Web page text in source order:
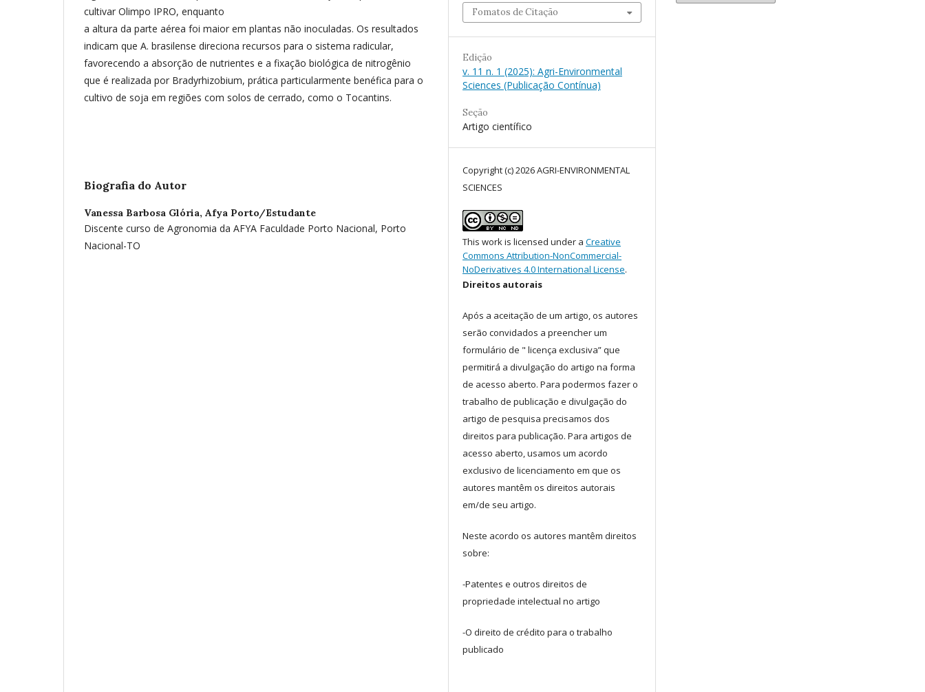
cultivar Olimpo IPRO, enquanto
a altura da parte aérea foi maior em plantas não inoculadas. Os resultados
indicam que A. brasilense direciona recursos para o sistema radicular,
favorecendo a absorção de nutrientes e a fixação biológica de nitrogênio
que é realizada por Bradyrhizobium, prática particularmente benéfica para o
cultivo de soja em regiões com solos de cerrado, como o Tocantins.
Biografia do Autor
Vanessa Barbosa Glória, Afya Porto/Estudante
Discente curso de Agronomia da AFYA Faculdade Porto Nacional, Porto
Nacional-TO
Fomatos de Citação
Edição
v. 11 n. 1 (2025): Agri-Environmental
Sciences (Publicação Contínua)
Seção
Artigo científico
Copyright (c) 2026 AGRI-ENVIRONMENTAL
SCIENCES
This work is licensed under a Creative
Commons Attribution-NonCommercial-
NoDerivatives 4.0 International License.
Direitos autorais
Após a aceitação de um artigo, os autores
serão convidados a preencher um
formulário de " licença exclusiva” que
permitirá a divulgação do artigo na forma
de acesso aberto. Para podermos fazer o
trabalho de publicação e divulgação do
artigo de pesquisa precisamos dos
direitos para publicação. Para artigos de
acesso aberto, usamos um acordo
exclusivo de licenciamento em que os
autores mantêm os direitos autorais
em/de seu artigo.
Neste acordo os autores mantêm direitos
sobre:
-Patentes e outros direitos de
propriedade intelectual no artigo
-O direito de crédito para o trabalho
publicado